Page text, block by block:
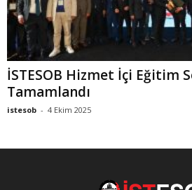
İSTESOB Hizmet İçi Eğitim
Tamamlandı
istesob - 4 Ekim 2025